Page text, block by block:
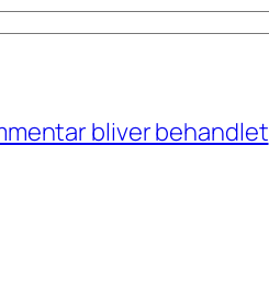
bliver behandlet